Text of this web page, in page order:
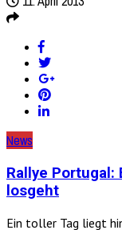
News
Rallye
losgeht
Ein toller Tag liegt